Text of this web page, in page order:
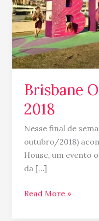
Brisbane
2018
Nesse final de
outubro/2018)
House, um evento
da […]
Read More »